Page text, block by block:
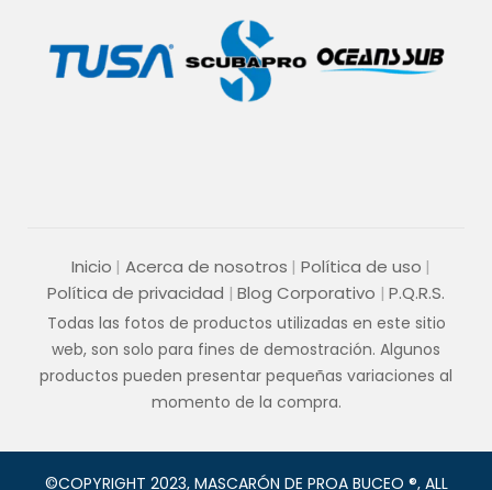
Inicio Acerca de nosotros
Política de uso
Política de privacidad
Blog Corporativo P.Q.R.S.
Todas las fotos de productos utilizadas en este sitio
web, son solo para fines de demostración. Algunos
productos pueden presentar pequeñas variaciones al
momento de la compra.
©COPYRIGHT 2023, MASCARÓN DE PROA BUCEO ®, ALL